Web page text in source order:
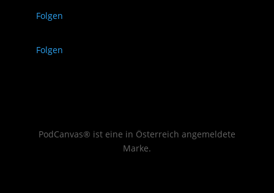
Folgen
Folgen
PodCanvas® ist eine in Österreich angemeldete
Marke.